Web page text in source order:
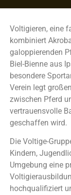
Voltigieren, eine
kombiniert
galoppierenden
Biel-Bienne aus
besondere
Verein legt
zwischen Pferd
vertrauensvolle
geschaffen wird.
Die Voltige-
Kindern,
Umgebung eine
hochqualifiziert